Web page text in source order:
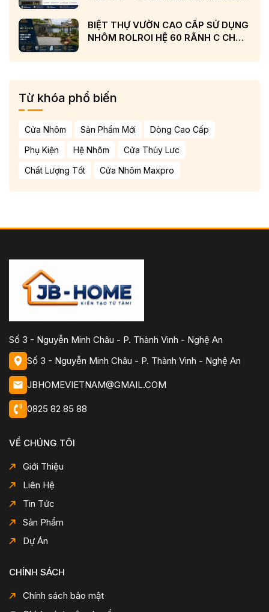
BIỆT THỰ VƯỜN CAO CẤP SỬ DỤNG
NHÔM ROLROI HỆ 60 RÃNH C CHÂU
Từ khóa phổ biến
Cửa Nhôm Sản Phẩm Mới
Dòng Cao Cấp
Phụ Kiện
Hệ Nhôm
Cửa Thủy Lưc
Chất Lượng Tốt
Cửa Nhôm Maxpro
Số 3 - Nguyễn Minh Châu - P. Thành Vinh - Nghệ An
Số 3 - Nguyễn Minh Châu - P. Thành Vinh - Nghệ An
JBHOMEVIETNAM@GMAIL.COM
0825 82 85 88
VỀ CHÚNG TÔI
Giới Thiệu
Liên Hệ
Tin Tức
Sản Phẩm
Dự Án
CHÍNH SÁCH
Chính sách bảo mật